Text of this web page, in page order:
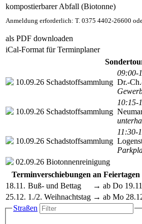
kompostierbarer Abfall (Biotonne)
Anmeldung erforderlich: T. 0375 4402-26600
als PDF downloaden
iCal-Format für Terminplaner
10.09.26 Schadstoffsammlung
09:00-
Dr.-
10.09.26 Schadstoffsammlung
10:15-
10.09.26 Schadstoffsammlung
11:30-
02.09.26 Biotonnenreinigung
Terminverschiebungen an Feiertagen
18.11. Buß- und Bettag
→ ab Do
25.12. 1./2. Weihnachtstag → ab Mo
Straßen